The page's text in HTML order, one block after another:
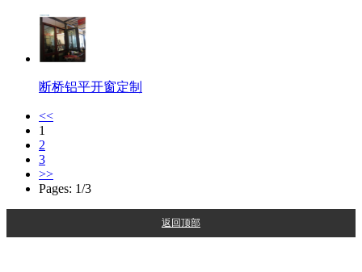
断桥铝平开窗定制
<<
1
2
3
>>
Pages: 1/3
返回顶部